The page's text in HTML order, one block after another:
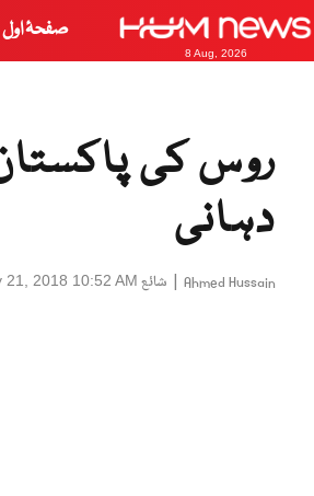
8 Aug, 2026
صفحۂ اول
روس کی
دہانی
Ahmed Hussain
| شائع 21, 2018 10:52 AM